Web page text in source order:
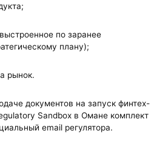
по заранее
плану);
рынок.
документов на запуск финтех-
Sandbox в Омане комплект
email регулятора.